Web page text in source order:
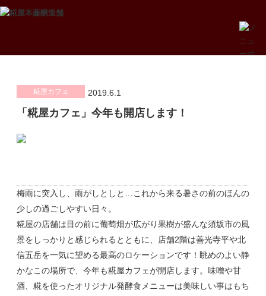
糀屋カフェ 2019.6.1
「糀屋カフェ」今年も開店します！
梅雨に突入し、雨がしとしと…これから来る暑さの前のほんの
少しの過ごしやすい日々。
糀屋の店舗は目の前に葡萄畑が広がり果樹が盛んな須坂市の風
景をしっかりと感じられるとともに、店舗2階は善光寺平や北
信五岳を一気に望める最高のロケーションです！眺めのよい静
かなこの場所で、今年も糀屋カフェが開店します。味噌や甘
酒、糀を使ったオリジナル発酵食メニューは美味しい事はもち